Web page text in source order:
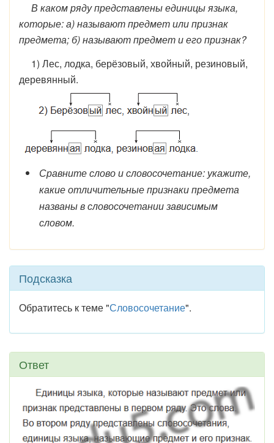
В каком ряду представлены единицы языка,
которые: а) называют предмет или признак
предмета; б) называют предмет и его признак?
1) Лес, лодка, берёзовый, хвойный, резиновый,
деревянный.
Сравните слово и словосочетание: укажите,
какие отличительные признаки предмета
названы в словосочетании зависимым
словом.
Подсказка
Обратитесь к теме "Словосочетание".
Ответ